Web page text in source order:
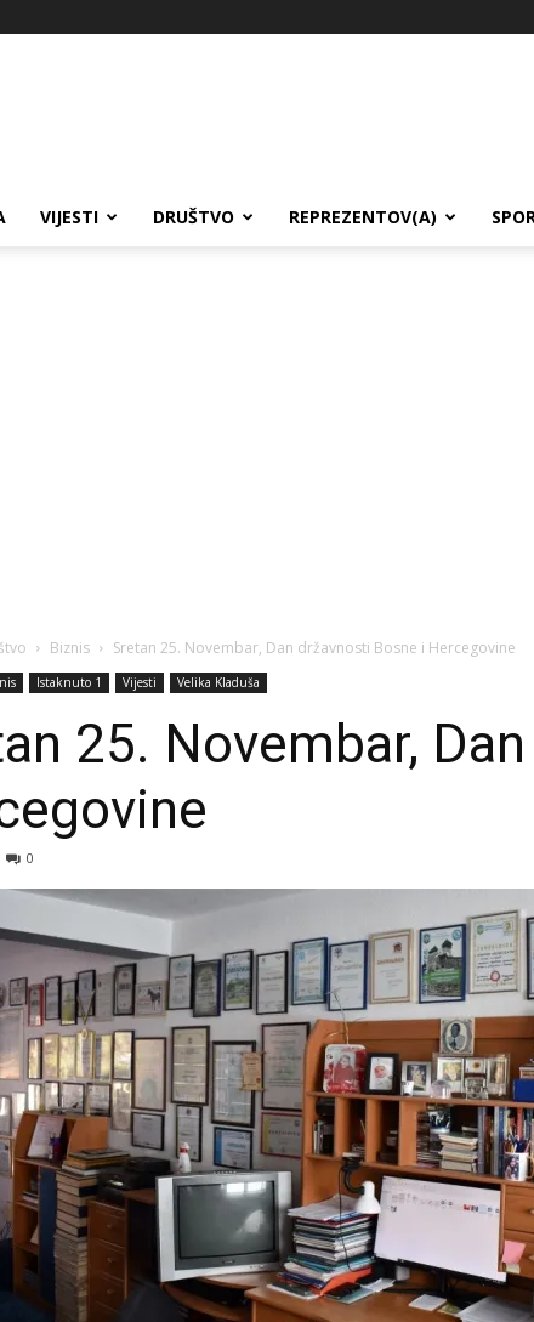
VIJESTI DRUŠTVO REPREZENTOV(A)
Biznis Sretan 25. Novembar, Dan državnosti Bosne i Hercegovine
Istaknuto 1 Vijesti Velika Kladuša
25. Novembar,
0